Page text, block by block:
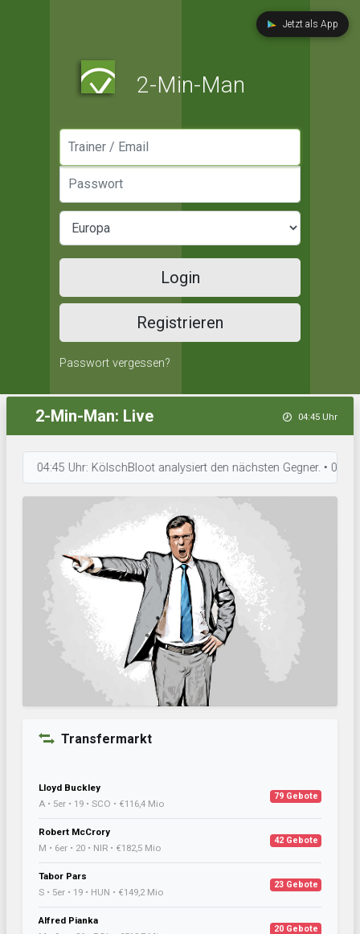
Jetzt als App
2-Min-Man
Login
Registrieren
Passwort vergessen?
2-Min-Man: Live 04:45 Uhr
04:45 Uhr: KölschBloot analysiert den nächsten Gegner. • 04:45
Transfermarkt
Lloyd Buckley
A • 5er • 19 • SCO • €116,4 Mio
79 Gebote
Robert McCrory
M • 6er • 20 • NIR • €182,5 Mio
42 Gebote
Tabor Pars
S • 5er • 19 • HUN • €149,2 Mio
23 Gebote
Alfred Pianka
20 Gebote